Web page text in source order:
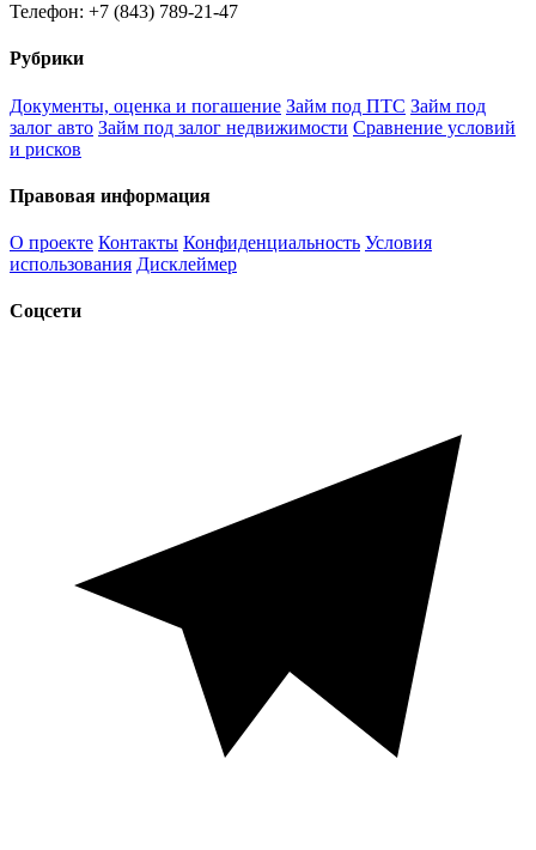
Телефон: +7 (843) 789-21-47
Рубрики
Документы, оценка и погашение Займ под ПТС Займ под
залог авто Займ под залог недвижимости Сравнение условий
и рисков
Правовая информация
О проекте Контакты Конфиденциальность Условия
использования Дисклеймер
Соцсети